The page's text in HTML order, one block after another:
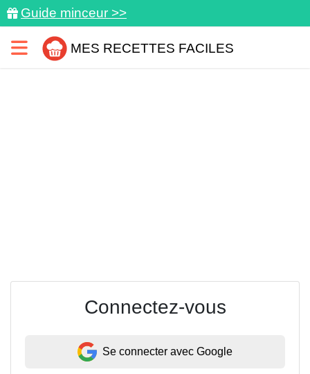
Guide minceur >>
MES RECETTES FACILES
Connectez-vous
Se connecter avec Google